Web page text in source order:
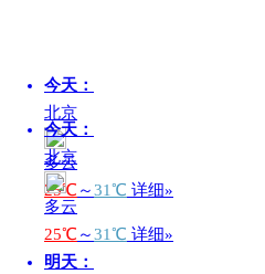
今天：
北京
多云
25℃ ～31℃ 详细»
今天：
北京
多云
25℃ ～31℃ 详细»
明天：